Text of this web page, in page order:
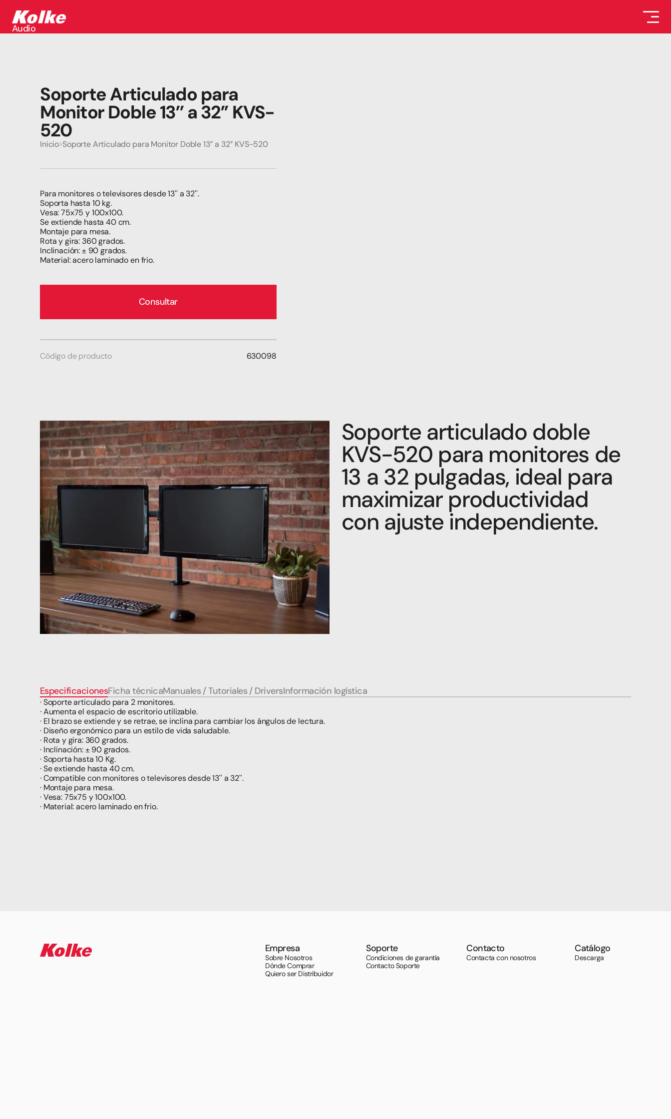
Audio
Seguridad
Perifericos
Televisores
Tabletas
Soporte Articulado para
Monitor Doble 13’’ a 32’’ KVS-
520
Inicio Soporte Articulado para Monitor Doble 13’’ a 32’’ KVS-520
Para monitores o televisores desde 13'' a 32''.
Soporta hasta 10 kg.
Vesa: 75x75 y 100x100.
Se extiende hasta 40 cm.
Montaje para mesa.
Rota y gira: 360 grados.
Inclinación: ± 90 grados.
Material: acero laminado en frio.
Consultar
Código de producto 630098
Soporte articulado doble
KVS-520 para monitores de
13 a 32 pulgadas, ideal para
maximizar productividad
con ajuste independiente.
EspecificacionesFicha técnicaManuales / Tutoriales / DriversInformación logística
· Soporte articulado para 2 monitores.
· Aumenta el espacio de escritorio utilizable.
· El brazo se extiende y se retrae, se inclina para cambiar los ángulos de lectura.
· Diseño ergonómico para un estilo de vida saludable.
· Rota y gira: 360 grados.
· Inclinación: ± 90 grados.
· Soporta hasta 10 Kg.
· Se extiende hasta 40 cm.
· Compatible con monitores o televisores desde 13'' a 32''.
· Montaje para mesa.
· Vesa: 75x75 y 100x100.
· Material: acero laminado en frio.
Empresa
Sobre Nosotros
Dónde Comprar
Quiero ser Distribuidor
Soporte
Condiciones de garantía
Contacto Soporte
Contacto
Contacta con nosotros
Catálogo
Descarga